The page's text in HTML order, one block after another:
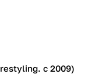
RS (restyling. с 2009)